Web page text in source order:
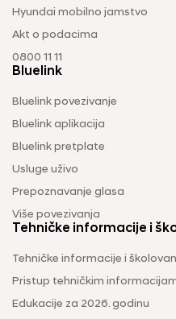
Hyundai mobilno jamstvo
Akt o podacima
0800 11 11
Bluelink
Bluelink povezivanje
Bluelink aplikacija
Bluelink pretplate
Usluge uživo
Prepoznavanje glasa
Više povezivanja
Tehničke informacije i
Tehničke informacije i
Pristup tehničkim
Edukacije za 2026. godinu